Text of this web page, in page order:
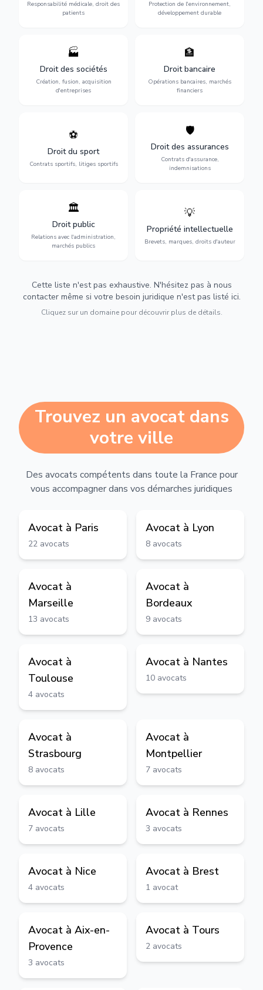
Responsabilité médicale, droit des
patients
indemnisation.
Protection de l'environnement,
développement durable
développement durable.
🏭
Droit des sociétés
Création, fusion, acquisition
d'entreprises
Structuration de votre
société : création, fusion-
acquisition, gouvernance et
restructuration.
🏦
Droit bancaire
Opérations bancaires, marchés
financiers
Gestion de vos opérations
financières : contentieux
bancaire, investissements et
régulation.
⚽
Droit du sport
Contrats sportifs, litiges sportifs
Expertise en droit sportif :
transferts, sponsoring et
contentieux.
🛡️
Droit des assurances
Contrats d'assurance,
indemnisations
Défense de vos intérêts :
contrats d'assurance,
sinistres et indemnisations
optimales.
🏛️
Droit public
Relations avec l'administration,
marchés publics
Gestion de vos relations
avec l'administration :
marchés publics,
urbanisme et contentieux.
💡
Propriété intellectuelle
Brevets, marques, droits d'auteur
Protection de vos créations
d'auteur et lutte contre la
contrefaçon.
Cette liste n'est pas exhaustive. N'hésitez pas à nous
contacter même si votre besoin juridique n'est pas listé ici.
Cliquez sur un domaine pour découvrir plus de détails.
Trouvez un avocat dans
votre ville
Des avocats compétents dans toute la France pour
vous accompagner dans vos démarches juridiques
Avocat à Paris
22 avocats
Avocat à Lyon
8 avocats
Avocat à
Marseille
13 avocats
Avocat à
Bordeaux
9 avocats
Avocat à
Toulouse
4 avocats
Avocat à Nantes
10 avocats
Avocat à
Strasbourg
8 avocats
Avocat à
Montpellier
7 avocats
Avocat à Lille
7 avocats
Avocat à Rennes
3 avocats
Avocat à Nice
4 avocats
Avocat à Brest
1 avocat
Avocat à Aix-en-
Provence
3 avocats
Avocat à Tours
2 avocats